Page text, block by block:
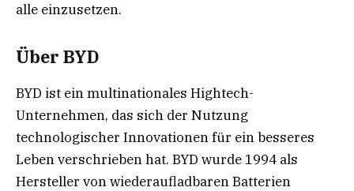
alle einzusetzen.
Über BYD
BYD ist ein multinationales Hightech-
Unternehmen, das sich der Nutzung
technologischer Innovationen für ein besseres
Leben verschrieben hat. BYD wurde 1994 als
Hersteller von wiederaufladbaren Batterien